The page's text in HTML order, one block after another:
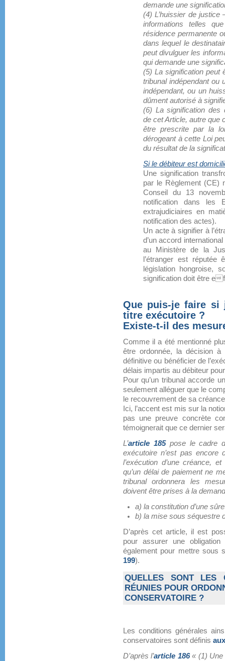
demande une
(4) L’huissier de
informations telles
résidence permanente
dans lequel le
peut divulguer les
qui demande une
(5) La signification peut
tribunal indépendant ou
indépendant, ou un
dûment autorisé à
(6) La signification des
de cet Article, autre que
être prescrite par la
dérogeant à cette Loi
du résultat de la
Si le débiteur est
Une signification
par le Règlement (CE)
Conseil du 13
notification dans les
extrajudiciaires en
notification des actes).
Un acte à signifier à
d’un accord
au Ministère de la
l’étranger est
législation hongroise,
signification doit être e
Que puis-je faire si
titre exécutoire ?
Existe-t-il des
Comme il a été mentionné
être ordonnée, la décision à
définitive ou bénéficier de
délais impartis au débiteur
Pour qu’un tribunal accorde
seulement alléguer que le
le recouvrement de sa
Ici, l’accent est mis sur la
pas une preuve concrète
témoignerait que ce dernier
L’article 185pose le cadre
exécutoire n’est pas
l’exécution d’une créance,
qu’un délai de paiement ne
tribunal ordonnera les
doivent être prises à la
a) la constitution d’une
b) la mise sous séquestre
D’après cet article, il est
pour assurer une obligation
également pour mettre sous
199).
QUELLES SONT LES
RÉUNIES POUR
CONSERVATOIRE ?
Les conditions générales
conservatoires sont définis
D’après l’article 186« (1) Une